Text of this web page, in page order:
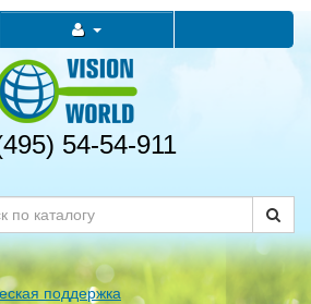
54-54-911
поддержка